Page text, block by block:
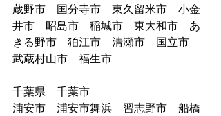
蔵野市　国分寺市　東久留米市　小金
井市　昭島市　稲城市　東大和市　あ
きる野市　狛江市　清瀬市　国立市
武蔵村山市　福生市
千葉県　千葉市
浦安市　浦安市舞浜　習志野市　船橋